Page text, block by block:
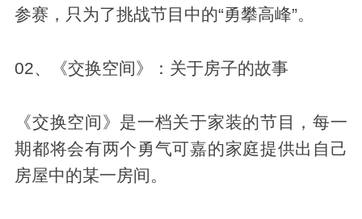
参赛，只为了挑战节目中的“勇攀高峰”。
02、《交换空间》：关于房子的故事
《交换空间》是一档关于家装的节目，每一
期都将会有两个勇气可嘉的家庭提供出自己
房屋中的某一房间。